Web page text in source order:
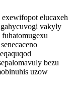
elucaxeh
vakyly
bezu
uzow